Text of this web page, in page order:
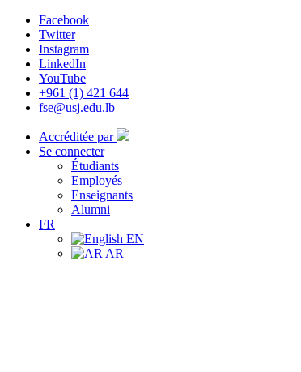
Facebook
Twitter
Instagram
LinkedIn
YouTube
+961 (1) 421 644
fse@usj.edu.lb
Accréditée par
Se connecter
Étudiants
Employés
Enseignants
Alumni
FR
EN
AR